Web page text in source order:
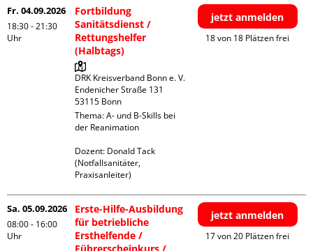
Fr. 04.09.2026
18:30 - 21:30
Uhr
Fortbildung
Sanitätsdienst /
Rettungshelfer
(Halbtags)
DRK Kreisverband Bonn e. V.
Endenicher Straße 131
Thema: A- und B-Skills bei
der Reanimation
Dozent: Donald Tack
(Notfallsanitäter,
Praxisanleiter)
jetzt anmelden
18 von 18 Plätzen frei
Sa. 05.09.2026
08:00 - 16:00
Uhr
Erste-Hilfe-Ausbildung
für betriebliche
Ersthelfende /
jetzt anmelden
17 von 20 Plätzen frei